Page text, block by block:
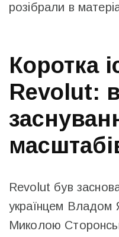
розібрали в
Коротка
Revolut:
Revolut був
українцем Владом
Миколою